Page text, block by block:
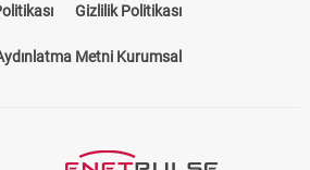
Gizlilik Politikası
Metni Kurumsal